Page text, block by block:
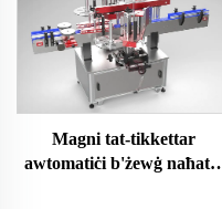
Magni tat-tikkettar
awtomatiċi b'żewġ naħat li